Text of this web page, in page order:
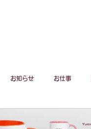
お知らせ お仕事